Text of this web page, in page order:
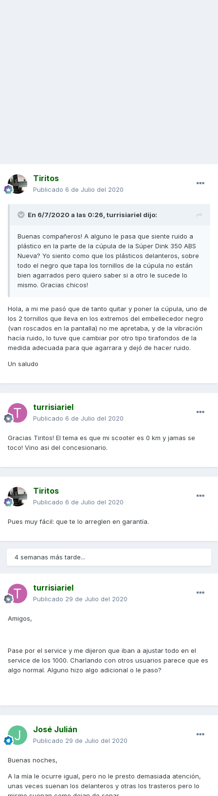
Tiritos
Publicado 6 de Julio del 2020
En 6/7/2020 a las 0:26, turrisiariel dijo:
Buenas compañeros! A alguno le pasa que siente ruido a
plástico en la parte de la cúpula de la Súper Dink 350 ABS
Nueva? Yo siento como que los plásticos delanteros, sobre
todo el negro que tapa los tornillos de la cúpula no están
bien agarrados pero quiero saber si a otro le sucede lo
mismo. Gracias chicos!
Hola, a mi me pasó que de tanto quitar y poner la cúpula, uno de
los 2 tornillos que lleva en los extremos del embellecedor negro
(van roscados en la pantalla) no me apretaba, y de la vibración
hacía ruido, lo tuve que cambiar por otro tipo tirafondos de la
medida adecuada para que agarrara y dejó de hacer ruido.
Un saludo
turrisiariel
Publicado 6 de Julio del 2020
Gracias Tiritos! El tema es que mi scooter es 0 km y jamas se
toco! Vino asi del concesionario.
Tiritos
Publicado 6 de Julio del 2020
Pues muy fácil: que te lo arreglen en garantía.
4 semanas más tarde...
turrisiariel
Publicado 29 de Julio del 2020
Amigos,
Pase por el service y me dijeron que iban a ajustar todo en el
service de los 1000. Charlando con otros usuarios parece que es
algo normal. Alguno hizo algo adicional o le paso?
José Julián
Publicado 29 de Julio del 2020
Buenas noches,
A la mía le ocurre igual, pero no le presto demasiada atención,
unas veces suenan los delanteros y otras los trasteros pero lo